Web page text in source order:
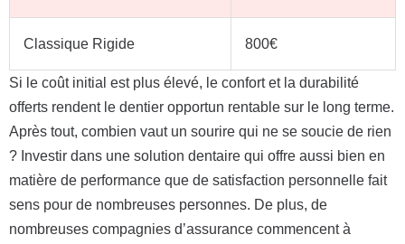
Classique Rigide 800€
Si le coût initial est plus élevé, le confort et la durabilité
offerts rendent le dentier opportun rentable sur le long terme.
Après tout, combien vaut un sourire qui ne se soucie de rien
? Investir dans une solution dentaire qui offre aussi bien en
matière de performance que de satisfaction personnelle fait
sens pour de nombreuses personnes. De plus, de
nombreuses compagnies d’assurance commencent à